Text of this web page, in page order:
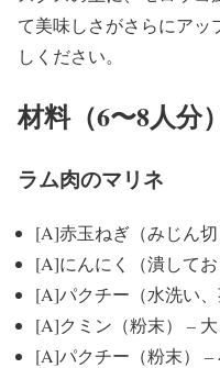
て美味しさがさらにア
しください。
材料（6〜8人分）
ラム肉のマリネ
[A]赤玉ねぎ（みじん
[A]にんにく（潰して
[A]パクチー（水洗い
[A]クミン（粉末） – 大
[A]パクチー（粉末） –